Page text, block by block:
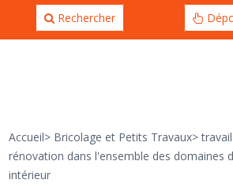
Rechercher
Accueil> Bricolage et Petits Travaux>
rénovation dans l'ensemble des domaines
intérieur